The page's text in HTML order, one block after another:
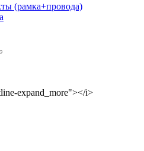
(рамка+провода)
expand_more"></i>